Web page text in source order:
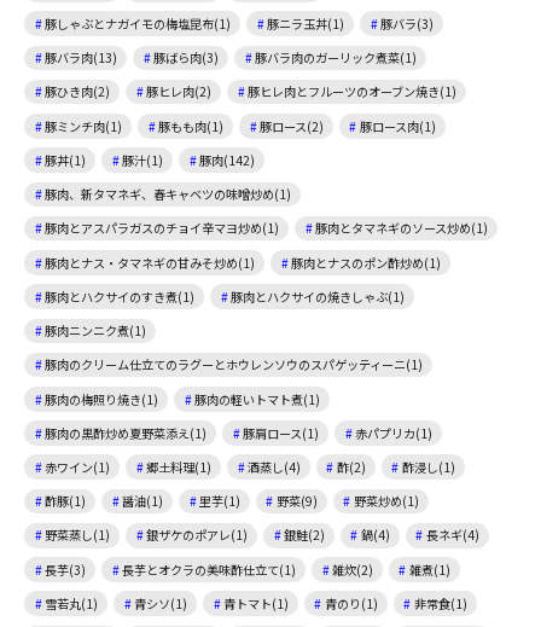
豚しゃぶとナガイモの梅塩昆布(1)
豚ニラ玉丼(1)
豚バラ(3)
豚バラ肉(13)
豚ばら肉(3)
豚バラ肉のガーリック煮菜(1)
豚ひき肉(2)
豚ヒレ肉(2)
豚ヒレ肉とフルーツのオーブン焼き(1)
豚ミンチ肉(1)
豚もも肉(1) 豚ロース(2)
豚ロース肉(1)
豚丼(1)
豚汁(1)
豚肉(142)
豚肉、新タマネギ、春キャベツの味噌炒め(1)
豚肉とアスパラガスのチョイ辛マヨ炒め(1)
豚肉とタマネギのソース炒め(1)
豚肉とナス・タマネギの甘みそ炒め(1)
豚肉とナスのポン酢炒め(1)
豚肉とハクサイのすき煮(1)
豚肉とハクサイの焼きしゃぶ(1)
豚肉ニンニク煮(1)
豚肉のクリーム仕立てのラグーとホウレンソウのスパゲッティーニ(1)
豚肉の梅照り焼き(1)
豚肉の軽いトマト煮(1)
豚肉の黒酢炒め夏野菜添え(1)
豚肩ロース(1)
赤パプリカ(1)
赤ワイン(1)
郷土料理(1) 酒蒸し(4) 酢(2)
酢浸し(1)
酢豚(1)
醤油(1) 里芋(1) 野菜(9)
野菜炒め(1)
野菜蒸し(1)
銀ザケのポアレ(1) 銀鮭(2) 鍋(4)
長ネギ(4)
長芋(3)
長芋とオクラの美味酢仕立て(1) 雑炊(2)
雑煮(1)
雪若丸(1)
青シソ(1) 青トマト(1) 青のり(1)
非常食(1)